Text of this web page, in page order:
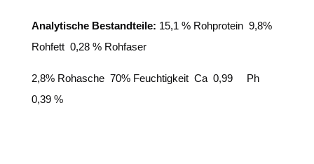
Analytische Bestandteile: 15,1 % Rohprotein 9,8%
Rohfett 0,28 % Rohfaser
2,8% Rohasche 70% Feuchtigkeit Ca 0,99 Ph
0,39 %